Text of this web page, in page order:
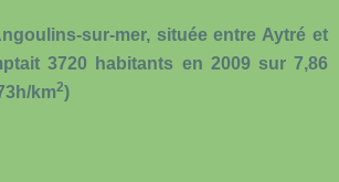
sur-mer, située entre Aytré et
3720 habitants en 2009 sur 7,86
km2)